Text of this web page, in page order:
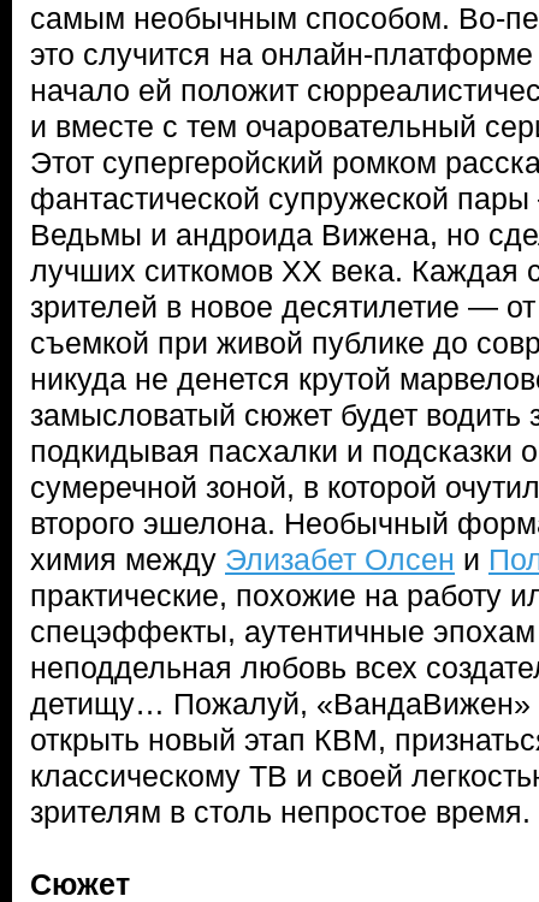
самым необычным способом. Во-
это случится на онлайн-
начало ей положит
и вместе с тем очаровательный
Этот супергеройский ромком
фантастической супружеской
Ведьмы и андроида Вижена, но
лучших ситкомов XX века. Каждая
зрителей в новое десятилетие —
съемкой при живой публике до
никуда не денется крутой
замысловатый сюжет будет водить
подкидывая пасхалки и подсказки
сумеречной зоной, в которой
второго эшелона. Необычный
химия между Элизабет Олсен и
практические, похожие на работу
спецэффекты, аутентичные
неподдельная любовь всех
детищу… Пожалуй,
открыть новый этап КВМ,
классическому ТВ и своей
зрителям в столь непростое время.
Сюжет